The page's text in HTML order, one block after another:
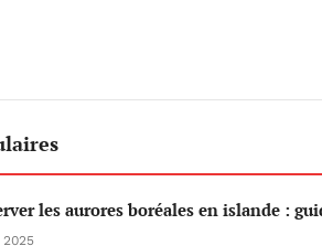
les aurores boréales en islande :